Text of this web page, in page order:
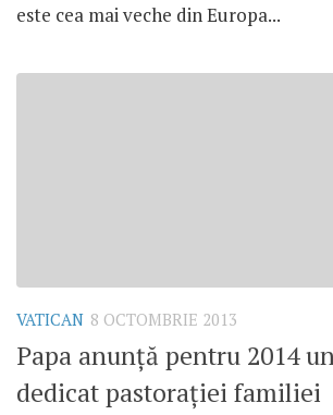
este cea mai veche din Europa...
VATICAN 8 OCTOMBRIE 2013
Papa anunţă pentru 2014
dedicat pastoraţiei familiei